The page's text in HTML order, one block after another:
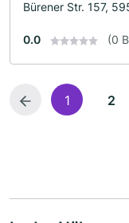
Bürener Str. 157,
0.0 (0
1 2